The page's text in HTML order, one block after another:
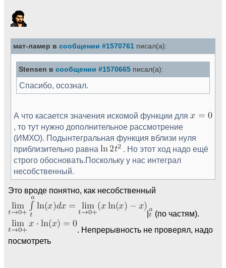
мат-ламер в сообщении #1570761 писал(а):
Stensen в сообщении #1570665 писал(а):
Спасибо, осознал.
А что касается значения искомой функции для
, то тут нужно дополнительное рассмотрение
(ИМХО). Подынтегральная функция вблизи нуля
приблизительно равна
. Но этот ход надо ещё
строго обосновать.Поскольку у нас интеграл
несобственный.
Это вроде понятно, как несобственный
|
(по частям).
. Непрерывность не проверял, надо
посмотреть